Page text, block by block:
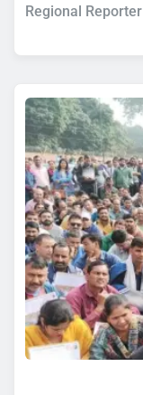
Regional Reporter